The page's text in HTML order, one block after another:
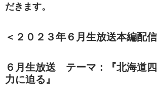
だきます。
＜２０２３年６月生放送本編配
６月生放送 テーマ：『北海道
力に迫る』